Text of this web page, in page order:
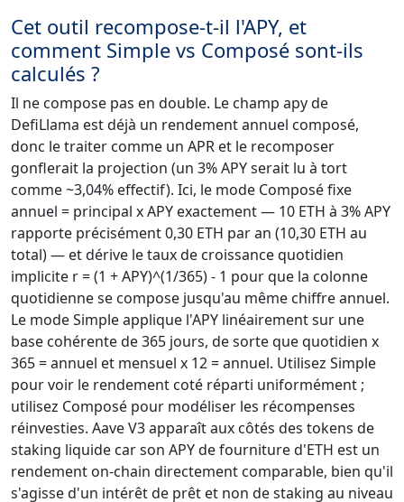
Cet outil recompose-t-il l'APY, et
comment Simple vs Composé sont-ils
calculés ?
Il ne compose pas en double. Le champ apy de
DefiLlama est déjà un rendement annuel composé,
donc le traiter comme un APR et le recomposer
gonflerait la projection (un 3% APY serait lu à tort
comme ~3,04% effectif). Ici, le mode Composé fixe
annuel = principal x APY exactement — 10 ETH à 3% APY
rapporte précisément 0,30 ETH par an (10,30 ETH au
total) — et dérive le taux de croissance quotidien
implicite r = (1 + APY)^(1/365) - 1 pour que la colonne
quotidienne se compose jusqu'au même chiffre annuel.
Le mode Simple applique l'APY linéairement sur une
base cohérente de 365 jours, de sorte que quotidien x
365 = annuel et mensuel x 12 = annuel. Utilisez Simple
pour voir le rendement coté réparti uniformément ;
utilisez Composé pour modéliser les récompenses
réinvesties. Aave V3 apparaît aux côtés des tokens de
staking liquide car son APY de fourniture d'ETH est un
rendement on-chain directement comparable, bien qu'il
s'agisse d'un intérêt de prêt et non de staking au niveau